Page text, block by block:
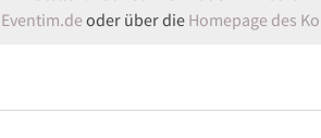
Eventim.deoder über die Homepage des